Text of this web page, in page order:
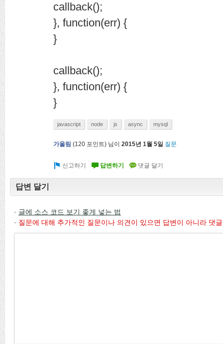
callback();
}, function(err) {
}
callback();
}, function(err) {
}
javascript node js async mysql
가울림 (120 포인트) 님이 2015년 1월 5일 질문
답변 달기
· 글에 소스 코드 보기 좋게 넣는 법
· 질문에 대해 추가적인 질문이나 의견이 있으면 답변이 아니라 댓